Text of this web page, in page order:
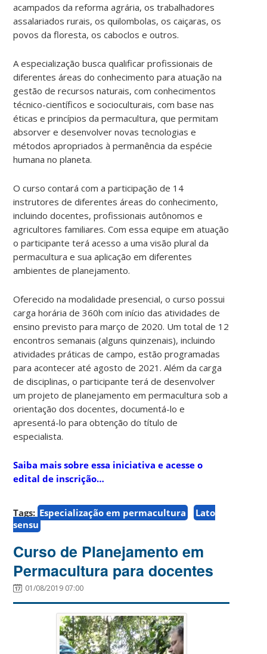
acampados da reforma agrária, os trabalhadores
assalariados rurais, os quilombolas, os caiçaras, os
povos da floresta, os caboclos e outros.
A especialização busca qualificar profissionais de
diferentes áreas do conhecimento para atuação na
gestão de recursos naturais, com conhecimentos
técnico-científicos e socioculturais, com base nas
éticas e princípios da permacultura, que permitam
absorver e desenvolver novas tecnologias e
métodos apropriados à permanência da espécie
humana no planeta.
O curso contará com a participação de 14
instrutores de diferentes áreas do conhecimento,
incluindo docentes, profissionais autônomos e
agricultores familiares. Com essa equipe em atuação
o participante terá acesso a uma visão plural da
permacultura e sua aplicação em diferentes
ambientes de planejamento.
Oferecido na modalidade presencial, o curso possui
carga horária de 360h com início das atividades de
ensino previsto para março de 2020. Um total de 12
encontros semanais (alguns quinzenais), incluindo
atividades práticas de campo, estão programadas
para acontecer até agosto de 2021. Além da carga
de disciplinas, o participante terá de desenvolver
um projeto de planejamento em permacultura sob a
orientação dos docentes, documentá-lo e
apresentá-lo para obtenção do título de
especialista.
Saiba mais sobre essa iniciativa e acesse o
edital de inscrição…
Tags: Especialização em permacultura
Lato
sensu
Curso de Planejamento em
Permacultura para docentes
01/08/2019 07:00